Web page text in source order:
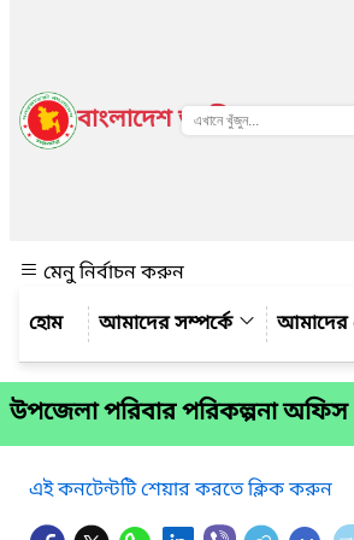
বাংলাদেশ জাতীয় তথ্য বাতায়ন
মেনু নির্বাচন করুন
আমাদের সম্পর্কে
আমাদের
উপজেলা পরিবার পরিকল্পনা অফিস
এই কনটেন্টটি শেয়ার করতে ক্লিক করুন